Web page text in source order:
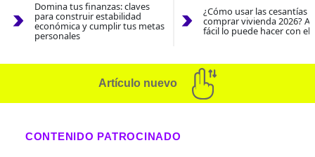
Domina tus finanzas: claves
para construir estabilidad
económica y cumplir tus metas
personales
¿Cómo usar las cesantías
comprar vivienda 2026?
fácil lo puede hacer con el
Artículo nuevo
CONTENIDO PATROCINADO